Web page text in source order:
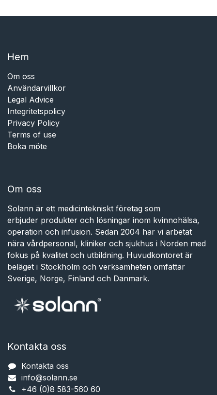
Hem​​
Om oss
Användarvillkor
Legal Advice
Integritetspolicy
Privacy Policy
Terms of use
Boka möte
Om oss
Solann är ett medicintekniskt företag som
erbjuder produkter och lösningar inom kvinnohälsa,
operation och infusion. Sedan 2004 har vi arbetat
nära vårdpersonal, kliniker och sjukhus i Norden med
fokus på kvalitet och utbildning. Huvudkontoret är
beläget i Stockholm och verksamheten omfattar
Sverige, Norge, Finland och Danmark.
Kontakta oss
Kontakta oss
info@solann.se​​​​​​
+46 (0)8 583-560 60